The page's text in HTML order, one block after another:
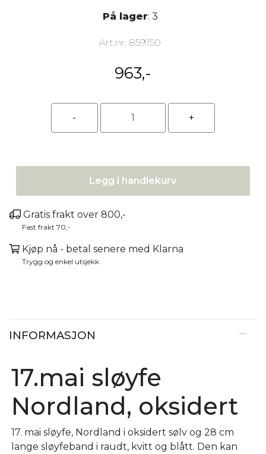
På lager: 3
Art.nr: 859150
963,-
Legg i handlekurv
Gratis frakt over 800,-
Fast frakt 70,-
Kjøp nå - betal senere med Klarna
Trygg og enkel utsjekk
INFORMASJON
17.mai sløyfe
Nordland, oksidert
17. mai sløyfe, Nordland i oksidert sølv og 28 cm
lange sløyfeband i raudt, kvitt og blått. Den kan